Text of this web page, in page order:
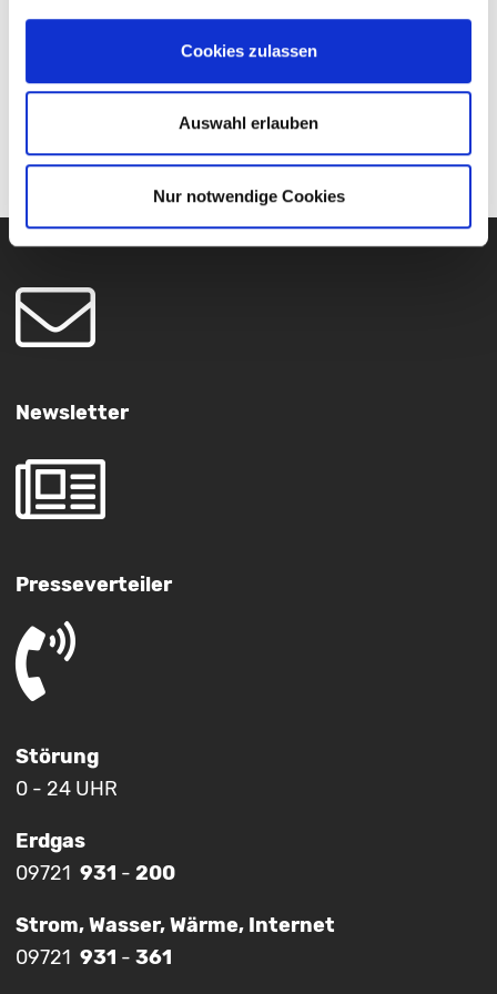
Cookies zulassen
Auswahl erlauben
Nur notwendige Cookies
Newsletter
Presseverteiler
Störung
0 - 24 UHR
Erdgas
09721 931 - 200
Strom, Wasser, Wärme, Internet
09721 931 - 361